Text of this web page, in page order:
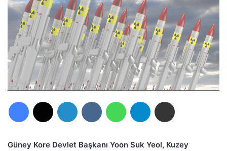
Güney Kore Devlet Başkanı Yoon Suk Yeol, Kuzey